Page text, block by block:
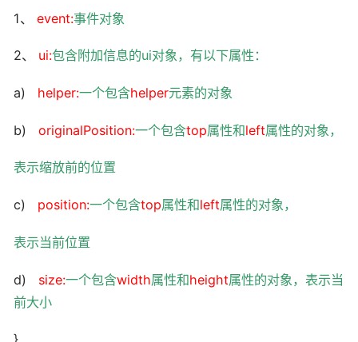
1、 event:事件对象
2、 ui:包含附加信息的ui对象，有以下属性：
a) helper:一个包含helper元素的对象
b) originalPosition:一个包含top属性和left属性的对象，
表示缩放前的位置
c) position:一个包含top属性和left属性的对象，
表示当前位置
d) size:一个包含width属性和height属性的对象，表示当
前大小